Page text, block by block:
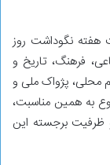
هفته نگوداشت روز
فرهنگ، تاریخ و
محلی، پژواک ملی و
به همین مناسبت،
برجسته این